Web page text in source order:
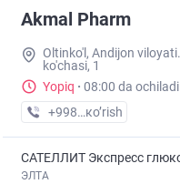
Akmal Pharm
Oltinko'l, Andijon
ko'chasi, 1
Yopiq · 08:00 da ochiladi
+998 (90) XXX-XX-XX
кo’rish
САТЕЛЛИТ Экспресс
ЭЛТА